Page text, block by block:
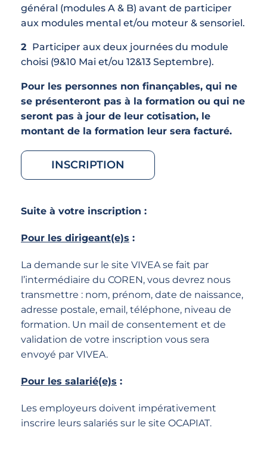
général (modules A & B) avant de participer
aux modules mental et/ou moteur & sensoriel.
Participer aux deux journées du module
choisi (9&10 Mai et/ou 12&13 Septembre).
Pour les personnes non finançables, qui ne
se présenteront pas à la formation ou qui ne
seront pas à jour de leur cotisation, le
montant de la formation leur sera facturé.
INSCRIPTION
Suite à votre inscription :
Pour les dirigeant(e)s :
La demande sur le site VIVEA se fait par
l’intermédiaire du COREN, vous devrez nous
transmettre : nom, prénom, date de naissance,
adresse postale, email, téléphone, niveau de
formation. Un mail de consentement et de
validation de votre inscription vous sera
envoyé par VIVEA.
Pour les salarié(e)s :
Les employeurs doivent impérativement
inscrire leurs salariés sur le site OCAPIAT.